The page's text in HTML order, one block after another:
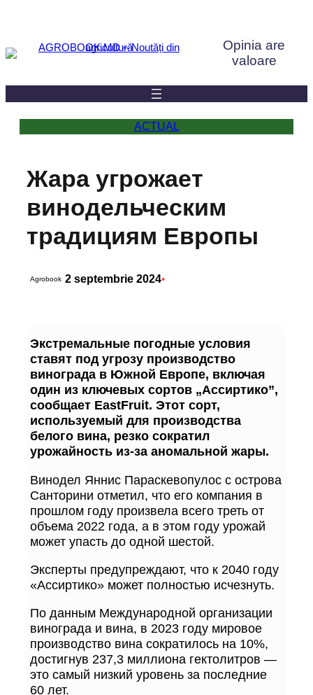
conținut
Opinia are
valoare
ACTUAL
Жара угрожает
винодельческим
традициям Европы
Agrobook 2 septembrie 2024•
Экстремальные погодные условия
ставят под угрозу производство
винограда в Южной Европе, включая
один из ключевых сортов „Ассиртико”,
сообщает EastFruit. Этот сорт,
используемый для производства
белого вина, резко сократил
урожайность из-за аномальной жары.
Винодел Яннис Параскевопулос с острова
Санторини отметил, что его компания в
прошлом году произвела всего треть от
объема 2022 года, а в этом году урожай
может упасть до одной шестой.
Эксперты предупреждают, что к 2040 году
«Ассиртико» может полностью исчезнуть.
По данным Международной организации
винограда и вина, в 2023 году мировое
производство вина сократилось на 10%,
достигнув 237,3 миллиона гектолитров —
это самый низкий уровень за последние
60 лет.